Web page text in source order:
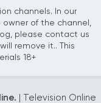
channels. In our
owner of the channel,
please contact us
remove it.. This
18+
| Television Online